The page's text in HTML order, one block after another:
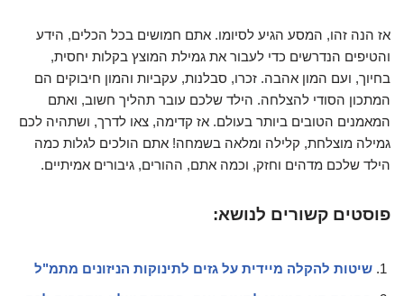
אז הנה זהו, המסע הגיע לסיומו. אתם חמושים בכל הכלים, הידע
והטיפים הנדרשים כדי לעבור את גמילת המוצץ בקלות יחסית,
בחיוך, ועם המון אהבה. זכרו, סבלנות, עקביות והמון חיבוקים הם
המתכון הסודי להצלחה. הילד שלכם עובר תהליך חשוב, ואתם
המאמנים הטובים ביותר בעולם. אז קדימה, צאו לדרך, ושתהיה לכם
גמילה מוצלחת, קלילה ומלאה בשמחה! אתם הולכים לגלות כמה
הילד שלכם מדהים וחזק, וכמה אתם, ההורים, גיבורים אמיתיים.
פוסטים קשורים לנושא:
שיטות להקלה מיידית על גזים לתינוקות הניזונים מתמ"ל